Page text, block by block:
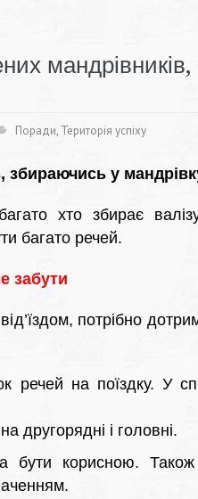
Поради, Територія успіху
збираючись у
хто збирає
багато речей.
забути
потрібно
речей на поїздку. У
другорядні і головні.
бути корисною.